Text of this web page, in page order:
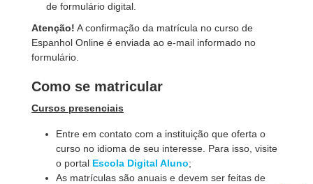
de formulário digital.
Atenção! A confirmação da matrícula no curso de
Espanhol Online é enviada ao e-mail informado no
formulário.
Como se matricular
Cursos presenciais
Entre em contato com a instituição que oferta o
curso no idioma de seu interesse. Para isso, visite
o portal Escola Digital Aluno;
As matrículas são anuais e devem ser feitas de